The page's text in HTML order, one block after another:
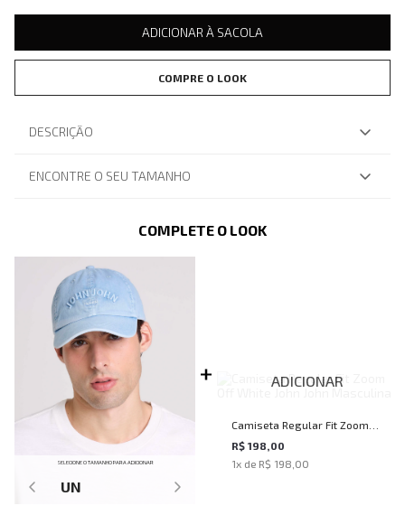
ADICIONAR À SACOLA
COMPRE O LOOK
DESCRIÇÃO
ENCONTRE O SEU TAMANHO
COMPLETE O LOOK
SELECIONE O TAMANHO PARA ADICIONAR
UN
ADICIONAR
Camiseta Regular Fit Zoom
Off White John John
Masculina
R$ 198,00
1x de R$ 198,00